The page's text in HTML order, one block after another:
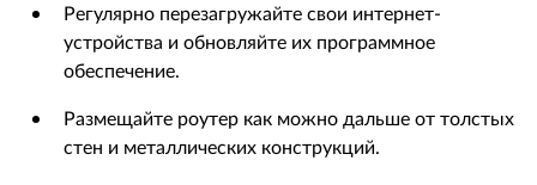
Регулярно перезагружайте свои интернет-
устройства и обновляйте их программное
обеспечение.
Размещайте роутер как можно дальше от толстых
стен и металлических конструкций.